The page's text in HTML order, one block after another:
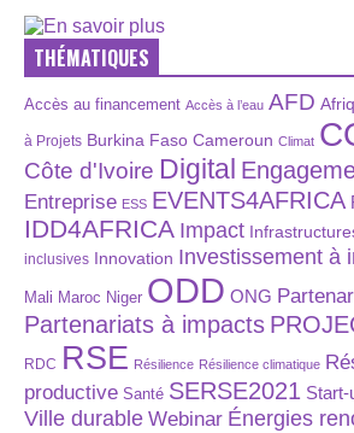
THÉMATIQUES
Accès au financement Accès à l’eau AFD
à Projets Burkina Faso Cameroun Climat
Côte d'Ivoire Digital
Entreprise ESS EVENTS4AFRICA
IDD4AFRICA Impact
inclusives Innovation Investissement à
Mali Maroc Niger ODD ONG
Partenariats à impacts
RDC RSE Résilience Résilience climatique
productive Santé SERSE2021 Start-
Ville durable Webinar Énergies